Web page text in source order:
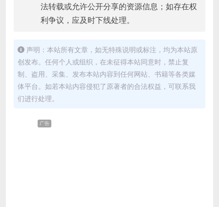
法转载或允许公开分享的资源信息；如存在权
利争议，应及时下线处理。
声明：本站所有文章，如无特殊说明或标注，均为本站原
创发布。任何个人或组织，在未征得本站同意时，禁止复
制、盗用、采集、发布本站内容到任何网站、书籍等各类媒
体平台。如若本站内容侵犯了原著者的合法权益，可联系我
们进行处理。
广告